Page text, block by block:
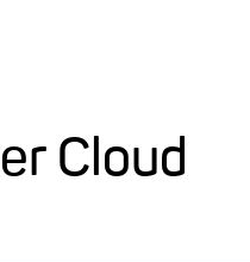
Cloud